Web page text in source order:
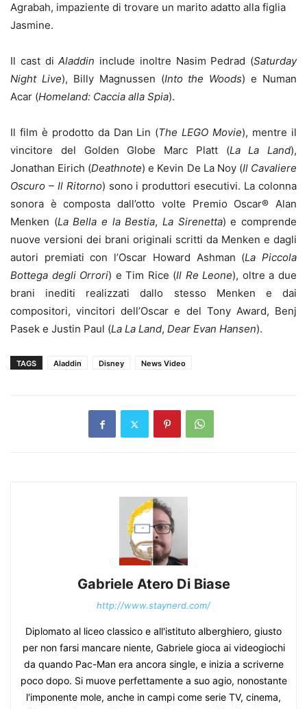
Agrabah, impaziente di trovare un marito adatto alla figlia
Jasmine.
Il cast diAladdin include inoltre Nasim Pedrad (Saturday
Night Live), Billy Magnussen (Into the Woods) e Numan
Acar (Homeland: Caccia alla Spia).
Il film è prodotto da Dan Lin (The LEGO Movie), mentre il
vincitore del Golden Globe Marc Platt (La La Land),
Jonathan Eirich (Deathnote) e Kevin De La Noy (Il Cavaliere
Oscuro – Il Ritorno) sono i produttori esecutivi. La colonna
sonora è composta dall’otto volte Premio Oscar® Alan
Menken (La Bella e la Bestia,La Sirenetta) e comprende
nuove versioni dei brani originali scritti da Menken e dagli
autori premiati con l’Oscar Howard Ashman (La Piccola
Bottega degli Orrori) e Tim Rice (Il Re Leone), oltre a due
brani inediti realizzati dallo stesso Menken e dai
compositori, vincitori dell’Oscar e del Tony Award, Benj
Pasek e Justin Paul (La La Land, Dear Evan Hansen).
TAGS Aladdin Disney News Video
Gabriele Atero Di Biase
http://www.staynerd.com/
Diplomato al liceo classico e all'istituto alberghiero, giusto
per non farsi mancare niente, Gabriele gioca ai videogiochi
da quando Pac-Man era ancora single, e inizia a scriverne
poco dopo. Si muove perfettamente a suo agio, nonostante
l'imponente mole, anche in campi come serie TV, cinema,